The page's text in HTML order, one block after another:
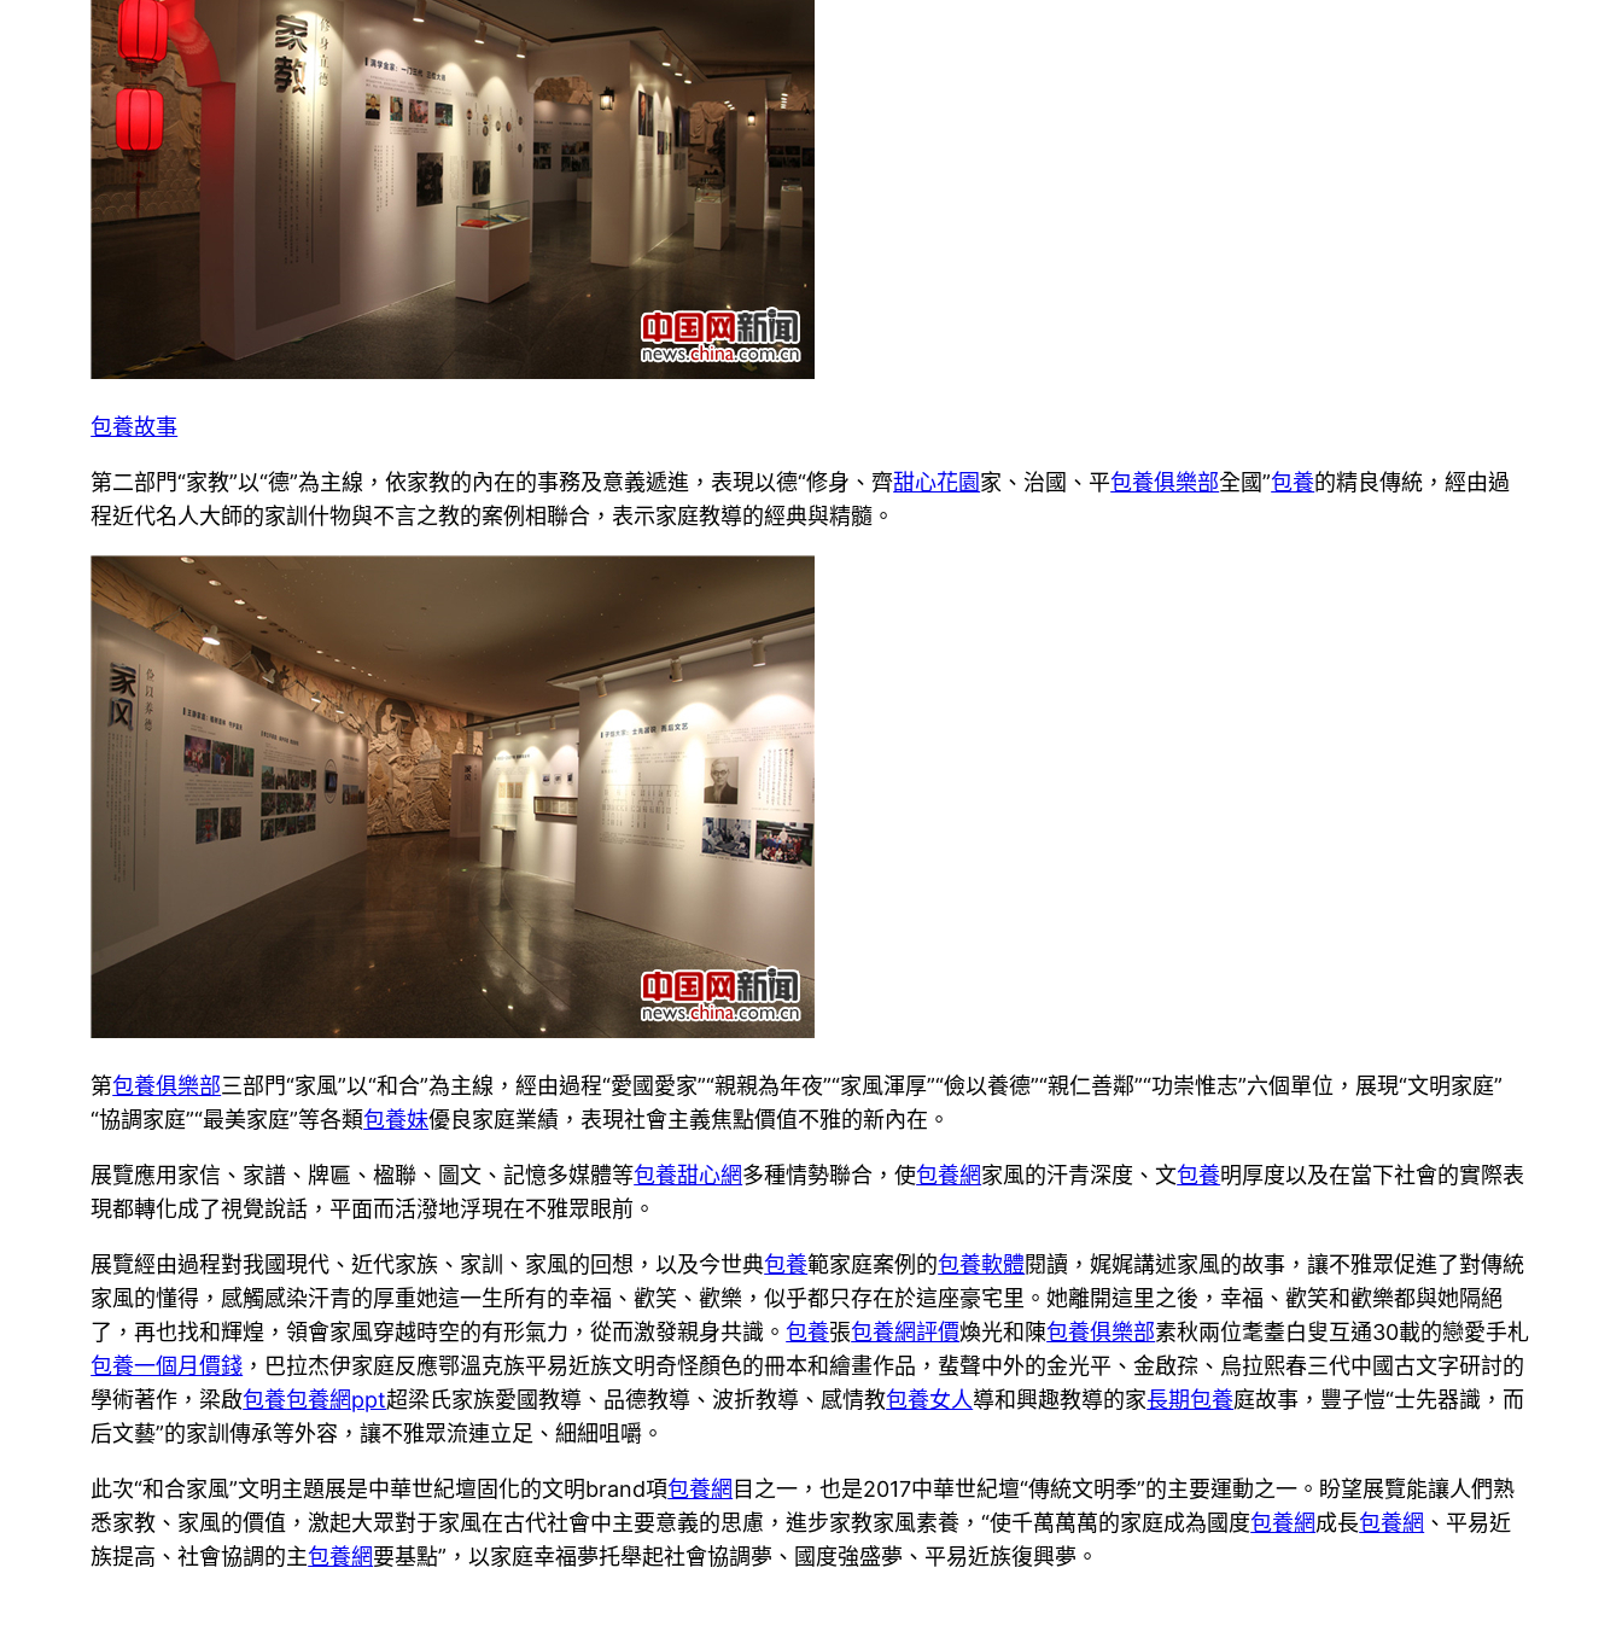
包養故事
第二部門“家教”以“德”為主線，依家教的內在的事務及意義遞進，表現以德“修身、齊甜心花園家、治國、平包養俱樂部全國”包養的精良傳統，經由過
程近代名人大師的家訓什物與不言之教的案例相聯合，表示家庭教導的經典與精髓。
第包養俱樂部三部門“家風”以“和合”為主線，經由過程“愛國愛家”“親親為年夜”“家風渾厚”“儉以養德”“親仁善鄰”“功崇惟志”六個單位，展現“文明家庭”
“協調家庭”“最美家庭”等各類包養妹優良家庭業績，表現社會主義焦點價值不雅的新內在。
展覽應用家信、家譜、牌匾、楹聯、圖文、記憶多媒體等包養甜心網多種情勢聯合，使包養網家風的汗青深度、文包養明厚度以及在當下社會的實際表
現都轉化成了視覺說話，平面而活潑地浮現在不雅眾眼前。
展覽經由過程對我國現代、近代家族、家訓、家風的回想，以及今世典包養範家庭案例的包養軟體閱讀，娓娓講述家風的故事，讓不雅眾促進了對傳統
家風的懂得，感觸感染汗青的厚重她這一生所有的幸福、歡笑、歡樂，似乎都只存在於這座豪宅里。她離開這里之後，幸福、歡笑和歡樂都與她隔絕
了，再也找和輝煌，領會家風穿越時空的有形氣力，從而激發親身共識。包養張包養網評價煥光和陳包養俱樂部素秋兩位耄耋白叟互通30載的戀愛手札
包養一個月價錢 ，巴拉杰伊家庭反應鄂溫克族平易近族文明奇怪顏色的冊本和繪畫作品，蜚聲中外的金光平、金啟孮、烏拉熙春三代中國古文字研討的
學術著作，梁啟包養包養網ppt超梁氏家族愛國教導、品德教導、波折教導、感情教包養女人導和興趣教導的家長期包養庭故事，豐子愷“士先器識，而
后文藝”的家訓傳承等外容，讓不雅眾流連立足、細細咀嚼。
此次“和合家風”文明主題展是中華世紀壇固化的文明brand項包養網 目之一，也是2017中華世紀壇“傳統文明季”的主要運動之一。盼望展覽能讓人們熟
悉家教、家風的價值，激起大眾對于家風在古代社會中主要意義的思慮，進步家教家風素養，“使千萬萬萬的家庭成為國度包養網成長包養網 、平易近
族提高、社會協調的主包養網要基點”，以家庭幸福夢托舉起社會協調夢、國度強盛夢、平易近族復興夢。